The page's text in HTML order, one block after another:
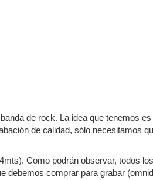
de rock. La idea que tenemos es
de calidad, sólo necesitamos
Como podrán observar, todos
debemos comprar para grabar